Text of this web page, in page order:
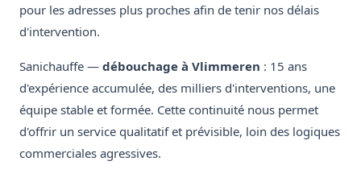
pour les adresses plus proches afin de tenir nos délais
d'intervention.
Sanichauffe — débouchage à Vlimmeren : 15 ans
d'expérience accumulée, des milliers d'interventions, une
équipe stable et formée. Cette continuité nous permet
d'offrir un service qualitatif et prévisible, loin des logiques
commerciales agressives.